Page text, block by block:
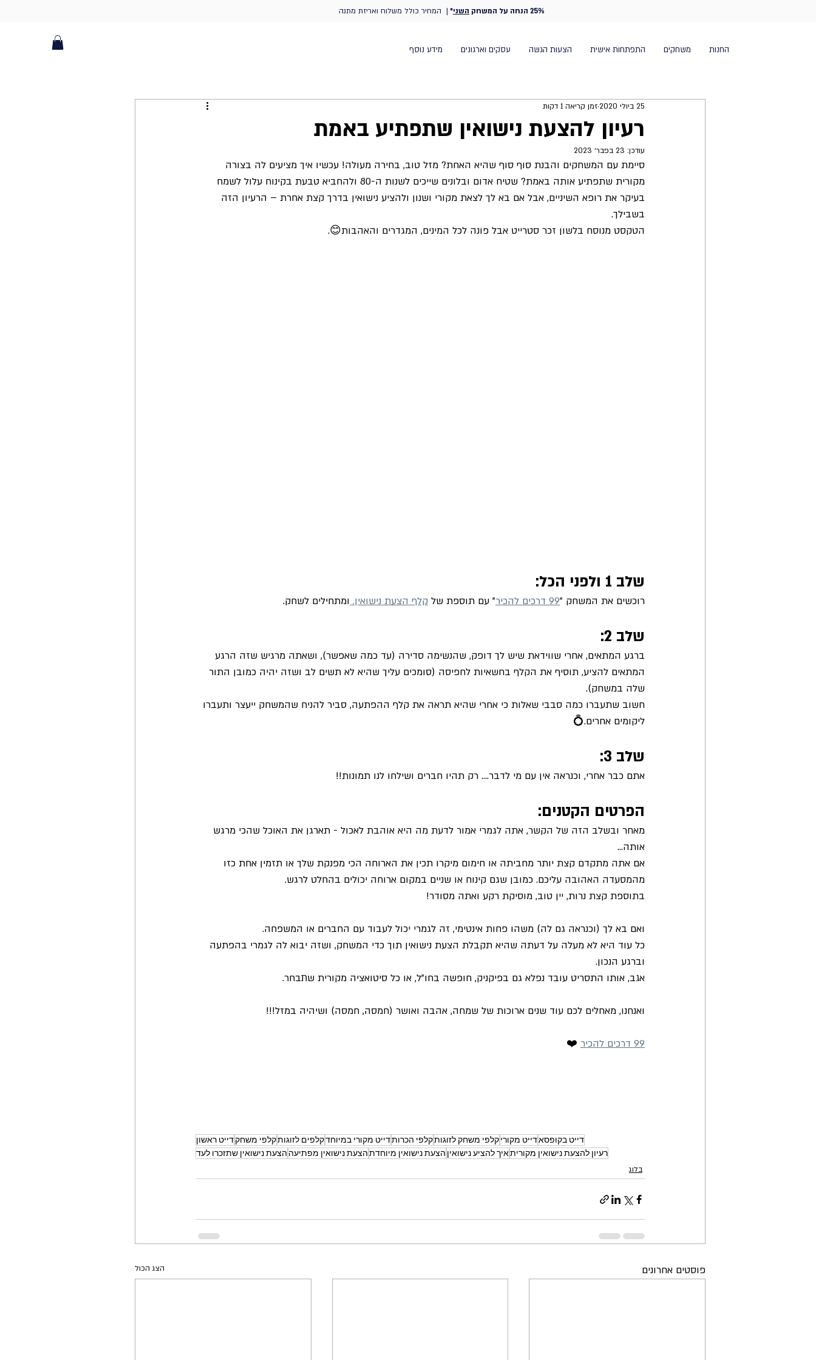
החנות משחקים התפתחות אישית הצעות הגשה עסקים וארגונים מידע נוסף
25% הנחה על המשחק השני* | המחיר כולל משלוח ואריזת מתנה
רעיון להצעת נישואין שתפתיע באמת
25 ביולי 2020 זמן קריאה 1 דקות
עודכן: 23 בפבר׳ 2023
סיימת עם המשחקים והבנת סוף סוף שהיא האחת? מזל טוב, בחירה מעולה! עכשיו איך מציעים לה בצורה
מקורית שתפתיע אותה באמת? שטיח אדום ובלונים שייכים לשנות ה-80 ולהחביא טבעת בקינוח עלול לשמח
בעיקר את רופא השיניים, אבל אם בא לך לצאת מקורי ושנון ולהציע נישואין בדרך קצת אחרת – הרעיון הזה
בשבילך.
הטקסט מנוסח בלשון זכר סטרייט אבל פונה לכל המינים, המגדרים והאהבות😊.
שלב 1 ולפני הכל:
רוכשים את המשחק "99 דרכים להכיר " עם תוספת של קלף הצעת נישואין. ומתחילים לשחק.
שלב 2:
ברגע המתאים, אחרי שווידאת שיש לך דופק, שהנשימה סדירה (עד כמה שאפשר), ושאתה מרגיש שזה הרגע
המתאים להציע, תוסיף את הקלף בחשאיות לחפיסה (סומכים עליך שהיא לא תשים לב ושזה יהיה כמובן התור
שלה במשחק).
חשוב שתעברו כמה סבבי שאלות כי אחרי שהיא תראה את קלף ההפתעה, סביר להניח שהמשחק ייעצר ותעברו
ליקומים אחרים.💍
שלב 3:
אתם כבר אחרי, וכנראה אין עם מי לדבר.... רק תהיו חברים ושילחו לנו תמונות!!
הפרטים הקטנים:
מאחר ובשלב הזה של הקשר, אתה לגמרי אמור לדעת מה היא אוהבת לאכול - תארגן את האוכל שהכי מרגש
אותה...
אם אתה מתקדם קצת יותר מחביתה או חימום מיקרו תכין את הארוחה הכי מפנקת שלך או תזמין אחת כזו
מהמסעדה האהובה עליכם. כמובן שגם קינוח או שניים במקום ארוחה יכולים בהחלט לרגש.
בתוספת קצת נרות, יין טוב, מוסיקת רקע ואתה מסודר!
ואם בא לך (וכנראה גם לה) משהו פחות אינטימי, זה לגמרי יכול לעבוד עם החברים או המשפחה.
כל עוד היא לא מעלה על דעתה שהיא תקבלת הצעת נישואין תוך כדי המשחק, ושזה יבוא לה לגמרי בהפתעה
וברגע הנכון.
אגב, אותו התסריט עובד נפלא גם בפיקניק, חופשה בחו"ל, או כל סיטואציה מקורית שתבחר.
ואנחנו, מאחלים לכם עוד שנים ארוכות של שמחה, אהבה ואושר (חמסה, חמסה) ושיהיה במזל!!!
99 דרכים להכיר ❤️️
דייט בקופסאדייט מקוריקלפי משחק לזוגותקלפי הכרותדייט מקורי במיוחדקלפים לזוגותקלפי משחקדייט ראשון
רעיון להצעת נישואין מקוריתאיך להציע נישואין הצעת נישואין מיוחדתהצעת נישואין מפתיעה הצעת נישואין שתזכרו לעד
בלוג
פוסטים אחרונים הצג הכול